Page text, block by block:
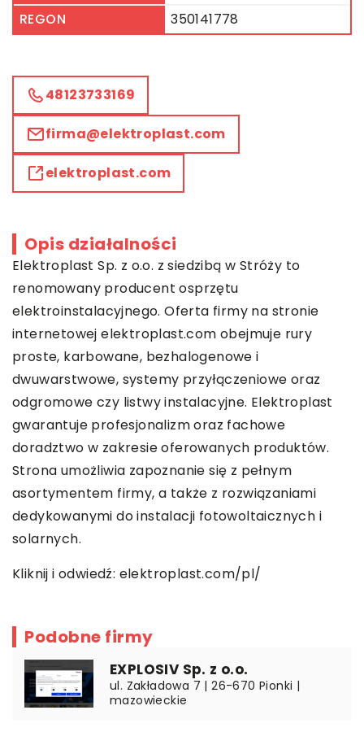
REGON
350141778
48123733169
firma@elektroplast.com
elektroplast.com
Opis działalności
Elektroplast Sp. z o.o. z siedzibą w Stróży to
renomowany producent osprzętu
elektroinstalacyjnego. Oferta firmy na stronie
internetowej elektroplast.com obejmuje rury
proste, karbowane, bezhalogenowe i
dwuwarstwowe, systemy przyłączeniowe oraz
odgromowe czy listwy instalacyjne. Elektroplast
gwarantuje profesjonalizm oraz fachowe
doradztwo w zakresie oferowanych produktów.
Strona umożliwia zapoznanie się z pełnym
asortymentem firmy, a także z rozwiązaniami
dedykowanymi do instalacji fotowoltaicznych i
solarnych.
Kliknij i odwiedź: elektroplast.com/pl/
Podobne firmy
EXPLOSIV Sp. z o.o.
ul. Zakładowa 7 | 26-670 Pionki |
mazowieckie